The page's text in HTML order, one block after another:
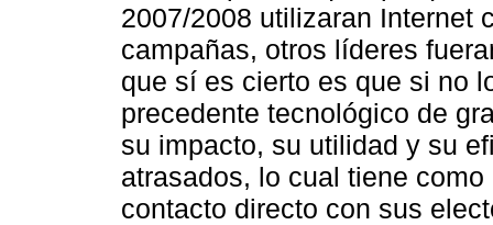
2007/2008 utilizaran Internet
campañas, otros líderes
que sí es cierto es que si no
precedente tecnológico de
su impacto, su utilidad y su
atrasados, lo cual tiene
contacto directo con sus